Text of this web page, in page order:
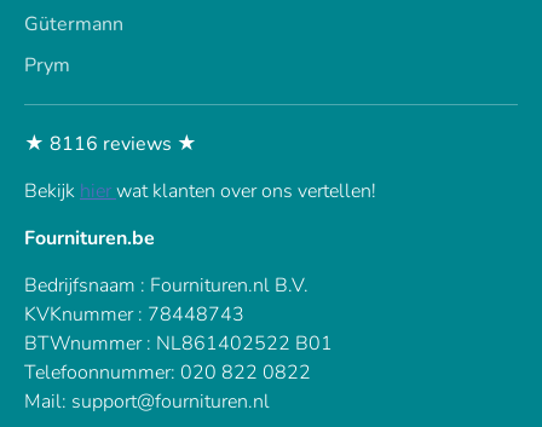
Gütermann
Prym
★ 8116 reviews ★
Bekijk hierwat klanten over ons vertellen!
Fournituren.be
Bedrijfsnaam : Fournituren.nl B.V.
KVKnummer : 78448743
BTWnummer : NL861402522 B01
Telefoonnummer: 020 822 0822
Mail: support@fournituren.nl